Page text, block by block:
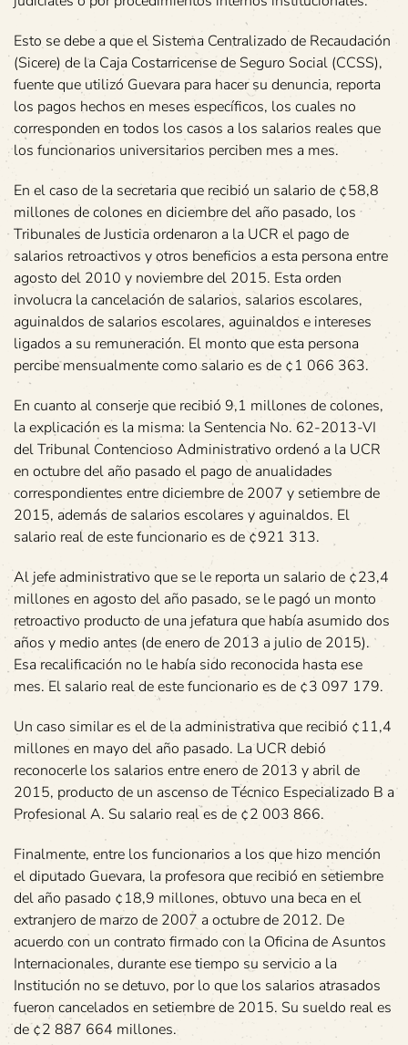
Esto se debe a que el Sistema Centralizado de Recaudación
(Sicere) de la Caja Costarricense de Seguro Social (CCSS),
fuente que utilizó Guevara para hacer su denuncia, reporta
los pagos hechos en meses específicos, los cuales no
corresponden en todos los casos a los salarios reales que
los funcionarios universitarios perciben mes a mes.
En el caso de la secretaria que recibió un salario de ¢58,8
millones de colones en diciembre del año pasado, los
Tribunales de Justicia ordenaron a la UCR el pago de
salarios retroactivos y otros beneficios a esta persona entre
agosto del 2010 y noviembre del 2015. Esta orden
involucra la cancelación de salarios, salarios escolares,
aguinaldos de salarios escolares, aguinaldos e intereses
ligados a su remuneración. El monto que esta persona
percibe mensualmente como salario es de ¢1 066 363.
En cuanto al conserje que recibió 9,1 millones de colones,
la explicación es la misma: la Sentencia No. 62-2013-VI
del Tribunal Contencioso Administrativo ordenó a la UCR
en octubre del año pasado el pago de anualidades
correspondientes entre diciembre de 2007 y setiembre de
2015, además de salarios escolares y aguinaldos. El
salario real de este funcionario es de ¢921 313.
Al jefe administrativo que se le reporta un salario de ¢23,4
millones en agosto del año pasado, se le pagó un monto
retroactivo producto de una jefatura que había asumido dos
años y medio antes (de enero de 2013 a julio de 2015).
Esa recalificación no le había sido reconocida hasta ese
mes. El salario real de este funcionario es de ¢3 097 179.
Un caso similar es el de la administrativa que recibió ¢11,4
millones en mayo del año pasado. La UCR debió
reconocerle los salarios entre enero de 2013 y abril de
2015, producto de un ascenso de Técnico Especializado B a
Profesional A. Su salario real es de ¢2 003 866.
Finalmente, entre los funcionarios a los que hizo mención
el diputado Guevara, la profesora que recibió en setiembre
del año pasado ¢18,9 millones, obtuvo una beca en el
extranjero de marzo de 2007 a octubre de 2012. De
acuerdo con un contrato firmado con la Oficina de Asuntos
Internacionales, durante ese tiempo su servicio a la
Institución no se detuvo, por lo que los salarios atrasados
fueron cancelados en setiembre de 2015. Su sueldo real es
de ¢2 887 664 millones.